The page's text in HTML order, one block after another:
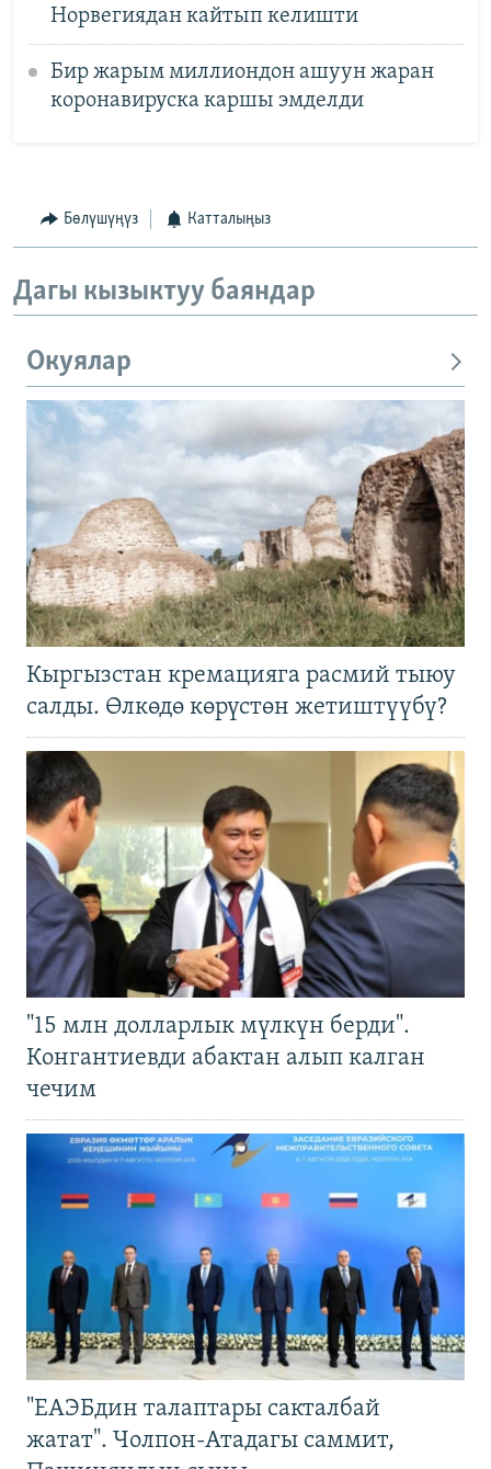
Норвегиядан кайтып келишти
Бир жарым миллиондон ашуун жаран
коронавируска каршы эмделди
Бөлүшүңүз Катталыңыз
Дагы кызыктуу баяндар
Окуялар
Кыргызстан кремацияга расмий тыюу
салды. Өлкөдө көрүстөн жетиштүүбү?
"15 млн долларлык мүлкүн берди".
Конгантиевди абактан алып калган
чечим
"ЕАЭБдин талаптары сакталбай
жатат". Чолпон-Атадагы саммит,